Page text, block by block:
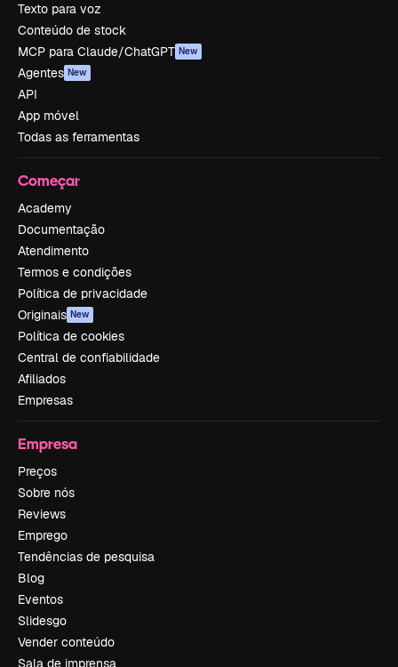
Texto para voz
Conteúdo de stock
MCP para Claude/ChatGPT New
Agentes New
API
App móvel
Todas as ferramentas
Começar
Academy
Documentação
Atendimento
Termos e condições
Política de privacidade
Originais New
Política de cookies
Central de confiabilidade
Afiliados
Empresas
Empresa
Preços
Sobre nós
Reviews
Emprego
Tendências de pesquisa
Blog
Eventos
Slidesgo
Vender conteúdo
Sala de imprensa